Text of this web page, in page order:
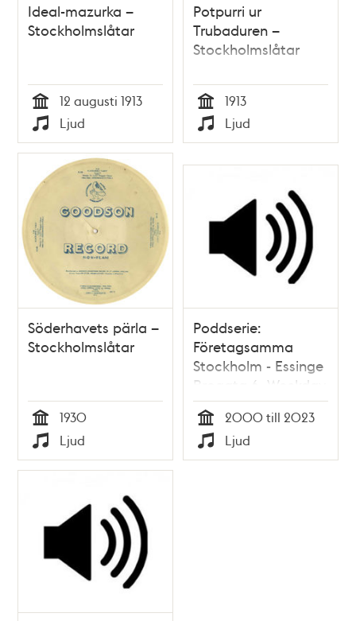
Ideal-mazurka –
Stockholmslåtar
Tid
12 augusti 1913
Typ
Ljud
Potpurri ur
Trubaduren –
Stockholmslåtar
Tid
1913
Typ
Ljud
Söderhavets pärla –
Stockholmslåtar
Tid
1930
Typ
Ljud
Poddserie:
Företagsamma
Stockholm - Essinge
Brogata 6, Weekday
Tid
2000 till 2023
Typ
Ljud